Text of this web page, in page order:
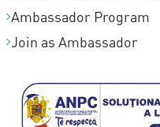
Ambassador Program
Join as Ambassador